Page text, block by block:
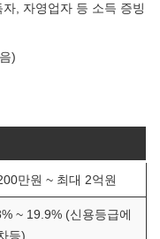
, 자영업자 등 소득 증빙
)
만원 ~ 최대 2억원
~ 19.9% (신용등급에
등)